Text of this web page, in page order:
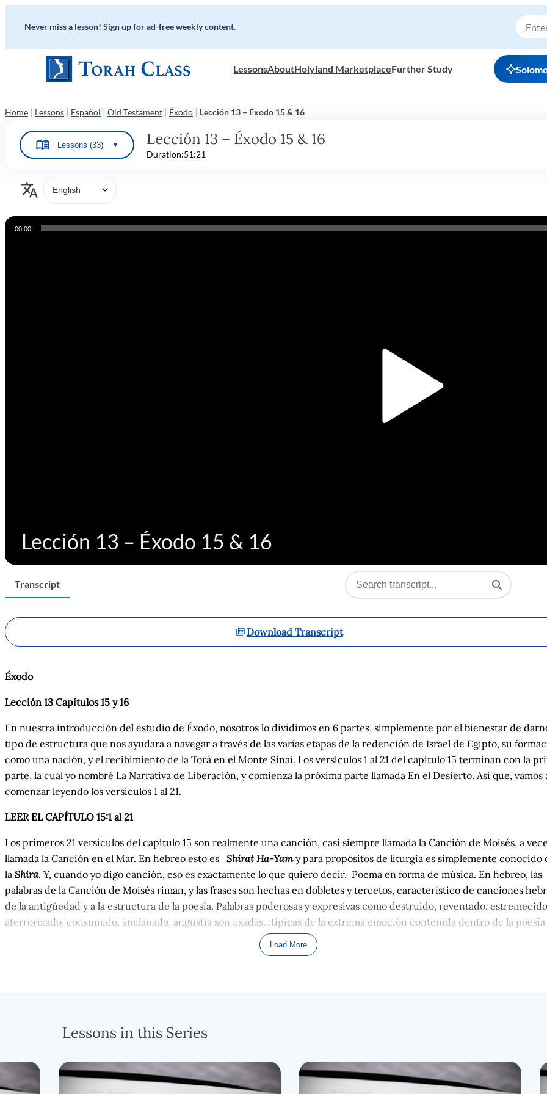
Never miss a lesson! Sign up for ad-free weekly content.
LessonsAboutHolyland MarketplaceFurther Study
Home | Lessons | Español | Old Testament | Éxodo | Lección 13 – Éxodo 15 & 16
Lessons (33) ▼ Lección 13 – Éxodo 15 & 16
Duration:51:21
Audio00:00
Lección 13 – Éxodo 15 & 16
Transcript
Download Transcript
Éxodo
Lección 13 Capítulos 15 y 16
En nuestra introducción del estudio de Éxodo, nosotros lo dividimos en 6 partes, simplemente por el bienestar de
tipo de estructura que nos ayudara a navegar a través de las varias etapas de la redención de Israel de Egipto, su
como una nación, yel recibimiento de la Torá en el Monte Sinaí. Los versículos 1 al 21 del capítulo 15 terminan con la
parte, la cual yo nombré La Narrativa de Liberación, y comienza la próxima parte llamada En el Desierto. Así que, vamos
comenzar leyendo los versículos 1 al 21.
LEER EL CAPÍTULO 15:1 al21
Los primeros 21 versículos del capítulo 15 son realmente una canción, casi siempre llamada la Canción de Moisés, a
llamada la Canción en el Mar. En hebreo esto es ShiratHa-Yamy para propósitos de liturgia es simplemente conocido
la Shira. Y, cuando yo digo canción, eso es exactamente lo que quiero decir. Poema en forma de música. En hebreo, las
palabras de la Canción de Moisés riman, y las frases son hechas en dobletes y tercetos, característico de canciones
de la antigüedad y a la estructura de la poesía. Palabras poderosas y expresivas como destruido, reventado,
aterrorizado, consumido, amilanado, angustia son usadas…típicas de la extrema emoción contenida dentro de la poesía
particularmente de las canciones de victorias militares de esa era. Debieron de haber estado tocando instrumentos
musicales mientras las personas cantaban estas palabras.
espontánea a esta gran victoria en la orilla del mar. Yo les digo esto porque es importante reconocer que varios tipos de
mente de Dios o versus la mente del hombre.Hace algún tiempo mencioné que encontraremos muchas ocasiones, en
Escrituras, en las que el hombre no dice la verdad; incluso atribuyendo algo a Dios que simplemente no es cierto.
David lo hace en más de una ocasión. Vemos a Pedro mentir sobre conocer a Jesús, y hay muchos más casos para citar. El
Load More
Lessons in this Series